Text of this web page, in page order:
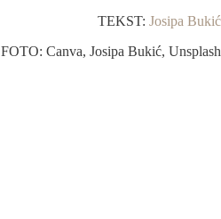
TEKST: Josipa Bukić
FOTO: Canva, Josipa Bukić, Unsplash